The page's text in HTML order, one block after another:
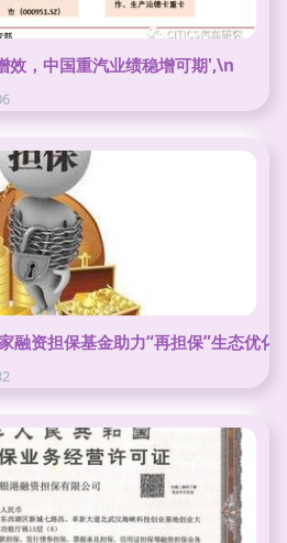
效，中国重汽业绩稳增可期',\n
融资担保基金助力“再担保”生态优化